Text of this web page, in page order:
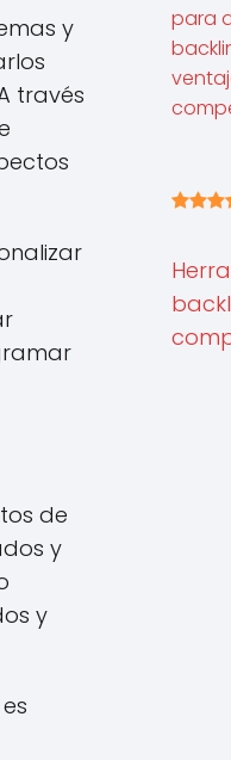
y
través
de
y
y